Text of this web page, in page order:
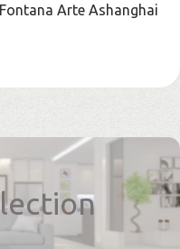
Fontana Arte Ashanghai